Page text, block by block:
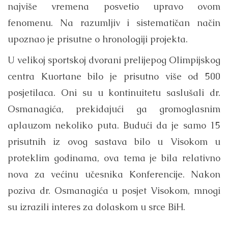
najviše vremena posvetio upravo ovom
fenomenu. Na razumljiv i sistematičan način
upoznao je prisutne o hronologiji projekta.
U velikoj sportskoj dvorani prelijepog Olimpijskog
centra Kuortane bilo je prisutno više od 500
posjetilaca. Oni su u kontinuitetu saslušali dr.
Osmanagića, prekidajući ga gromoglasnim
aplauzom nekoliko puta. Budući da je samo 15
prisutnih iz ovog sastava bilo u Visokom u
proteklim godinama, ova tema je bila relativno
nova za većinu učesnika Konferencije. Nakon
poziva dr. Osmanagića u posjet Visokom, mnogi
su izrazili interes za dolaskom u srce BiH.